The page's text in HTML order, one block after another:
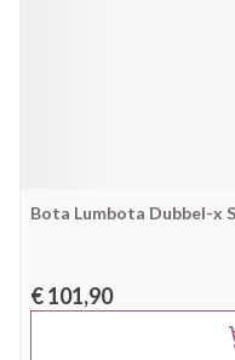
Bota Lumbota Dubbel-x
€ 101,90